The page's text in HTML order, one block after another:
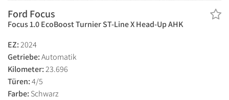
Ford Focus
Focus 1.0 EcoBoost Turnier ST-Line X Head-Up AHK
EZ:2024
Getriebe:Automatik
Kilometer:23.696
Türen:4/5
Farbe: Schwarz